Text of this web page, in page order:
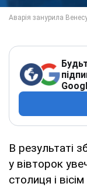
В результаті
у вівторок
столиця і